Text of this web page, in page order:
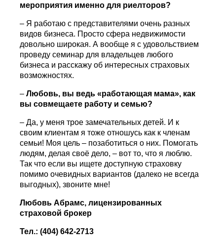
мероприятия именно для риелторов?
– Я работаю с представителями очень разных
видов бизнеса. Просто сфера недвижимости
довольно широкая. А вообще я с удовольствием
проведу семинар для владельцев любого
бизнеса и расскажу об интересных страховых
возможностях.
–Любовь, вы ведь «работающая мама», как
вы совмещаете работу и семью?
– Да, у меня трое замечательных детей. И к
своим клиентам я тоже отношусь как к членам
семьи! Моя цель – позаботиться о них. Помогать
людям, делая своё дело, – вот то, что я люблю.
Так что если вы ищете доступную страховку
помимо очевидных вариантов (далеко не всегда
выгодных), звоните мне!
Любовь Абрамс, лицензированных
страховой брокер
Тел.: (404) 642-2713